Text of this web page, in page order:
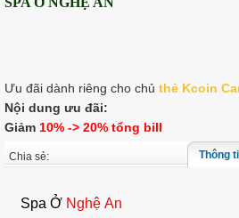
Ưu đãi dành riêng cho chủ thẻ Kcoin
Nội dung ưu đãi:
Giảm 10% -> 20% tổng bill
Thông
Spa Ở Nghệ An
Chia sẻ: